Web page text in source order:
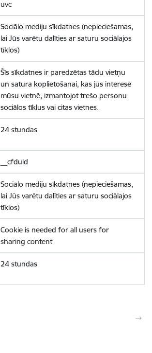
uvc
Sociālo mediju sīkdatnes (nepieciešamas,
lai Jūs varētu dalīties ar saturu sociālajos
tīklos)
Šīs sīkdatnes ir paredzētas tādu vietņu
un satura koplietošanai, kas jūs interesē
mūsu vietnē, izmantojot trešo personu
sociālos tīklus vai citas vietnes.
24 stundas
__cfduid
Sociālo mediju sīkdatnes (nepieciešamas,
lai Jūs varētu dalīties ar saturu sociālajos
tīklos)
Cookie is needed for all users for
sharing content
24 stundas